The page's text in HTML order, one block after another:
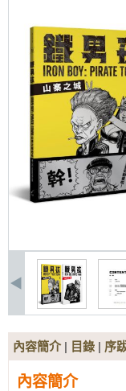
內容簡介| 目錄 | 序
內容簡介